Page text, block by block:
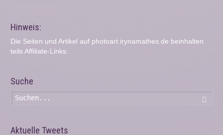
Hinweis:
Die Seiten und Artikel auf photoart.irynamathes.de beinhalten
teils Affiliate-Links.
Suche
Aktuelle Tweets